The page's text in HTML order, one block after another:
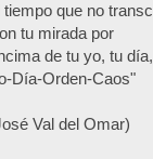
tiempo que no
tu mirada por
de tu yo, tu
Día-Orden-Caos"
Val del Omar)